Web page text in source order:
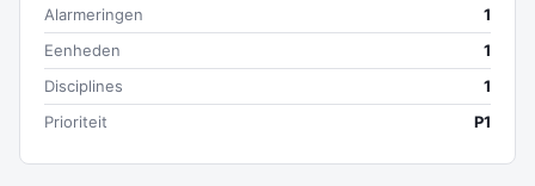
Alarmeringen
1
Eenheden
1
Disciplines
1
Prioriteit
P1